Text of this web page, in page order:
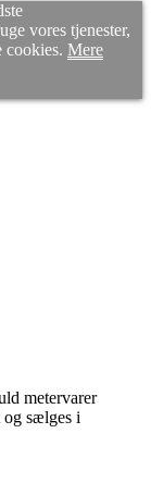
vores tjenester,
cookies. Mere